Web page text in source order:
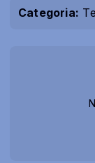
Categoria: